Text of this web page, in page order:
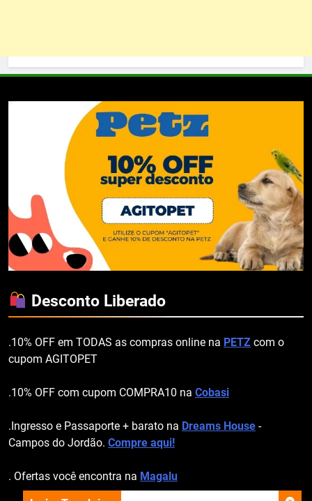
Desconto Liberado
.10% OFF em TODAS as compras online na PETZ com o
cupom AGITOPET
.10% OFF com cupom COMPRA10 na Cobasi
.Ingresso e Passaporte + barato na Dreams House -
Campos do Jordão. Compre aqui!
. Ofertas você encontra na Magalu